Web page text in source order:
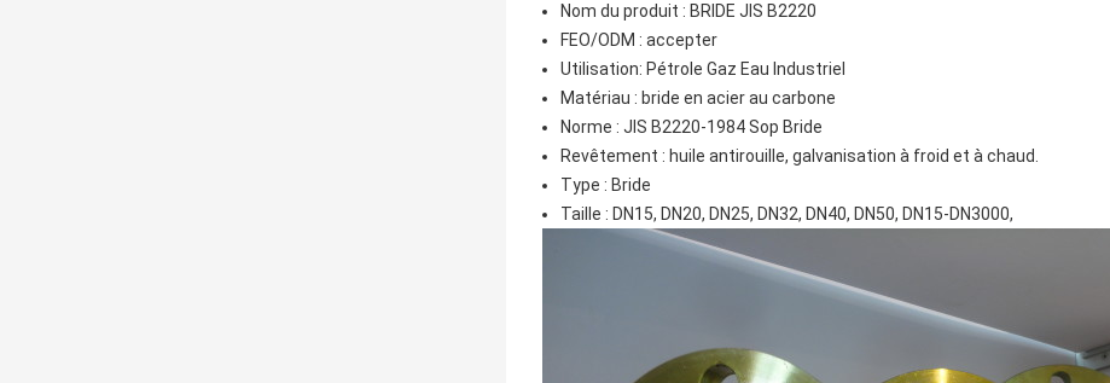
Nom du produit : BRIDE JIS B2220
FEO/ODM : accepter
Utilisation: Pétrole Gaz Eau Industriel
Matériau : bride en acier au carbone
Norme : JIS B2220-1984 Sop Bride
Revêtement : huile antirouille, galvanisation à froid et à chaud.
Type : Bride
Taille : DN15, DN20, DN25, DN32, DN40, DN50, DN15-DN3000,